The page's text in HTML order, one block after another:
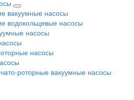
вакуумные насосы
водокольцевые насосы
насосы
насосы
роторные вакуумные насосы